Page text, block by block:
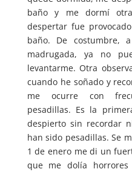
baño y me dormí
despertar fue
baño. De
madrugada, ya no
levantarme. Otra
cuando he soñado y
me ocurre con
pesadillas. Es la
despierto sin recordar
han sido pesadillas. Se
1 de enero me di un
que me dolía